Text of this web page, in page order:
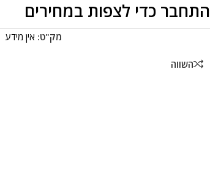
התחבר כדי לצפות במחירים
מק"ט: אין מידע
השווה